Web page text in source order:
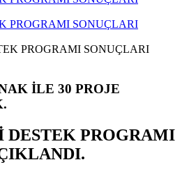
PROGRAMI SONUÇLARI
İLE 30 PROJE
DESTEK PROGRAMI